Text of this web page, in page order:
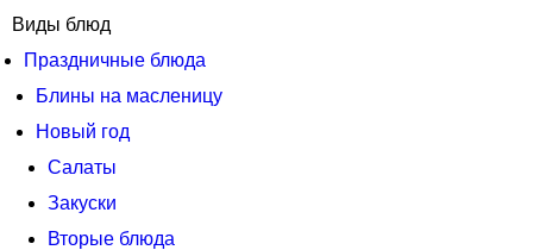
Виды блюд
Праздничные блюда
Блины на масленицу
Новый год
Салаты
Закуски
Вторые блюда